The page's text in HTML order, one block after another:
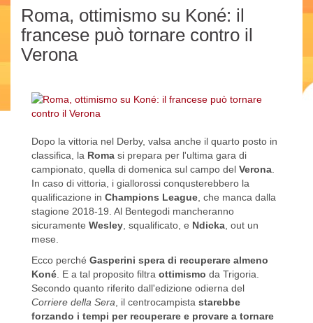
Roma, ottimismo su Koné: il
francese può tornare contro il
Verona
Dopo la vittoria nel Derby, valsa anche il quarto posto in
classifica, la Roma si prepara per l'ultima gara di
campionato, quella di domenica sul campo del Verona.
In caso di vittoria, i giallorossi conqusterebbero la
qualificazione in Champions League, che manca dalla
stagione 2018-19. Al Bentegodi mancheranno
sicuramente Wesley, squalificato, e Ndicka, out un
mese.
Ecco perché Gasperini spera di recuperare almeno
Koné. E a tal proposito filtra ottimismo da Trigoria.
Secondo quanto riferito dall'edizione odierna del
Corriere della Sera, il centrocampista starebbe
forzando i tempi per recuperare e provare a tornare